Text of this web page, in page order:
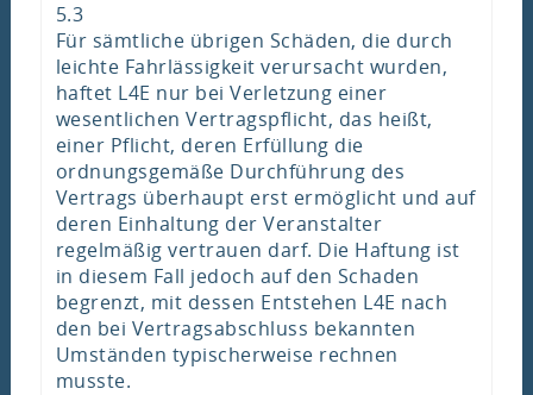
5.3
Für sämtliche übrigen Schäden, die durch
leichte Fahrlässigkeit verursacht wurden,
haftet L4E nur bei Verletzung einer
wesentlichen Vertragspflicht, das heißt,
einer Pflicht, deren Erfüllung die
ordnungsgemäße Durchführung des
Vertrags überhaupt erst ermöglicht und auf
deren Einhaltung der Veranstalter
regelmäßig vertrauen darf. Die Haftung ist
in diesem Fall jedoch auf den Schaden
begrenzt, mit dessen Entstehen L4E nach
den bei Vertragsabschluss bekannten
Umständen typischerweise rechnen
musste.